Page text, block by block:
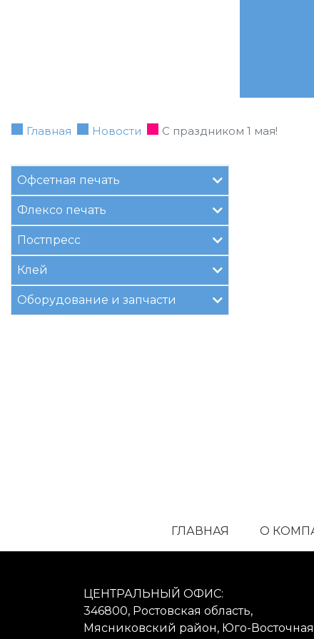
Главная Новости С праздником 1 мая!
Офсетная печать
Флексо печать
Постпресс
Клей
Оборудование и запчасти
ГЛАВНАЯ О
ЦЕНТРАЛЬНЫЙ ОФИС:
346800, Ростовская область,
Мясниковский район, Юго-Восточная